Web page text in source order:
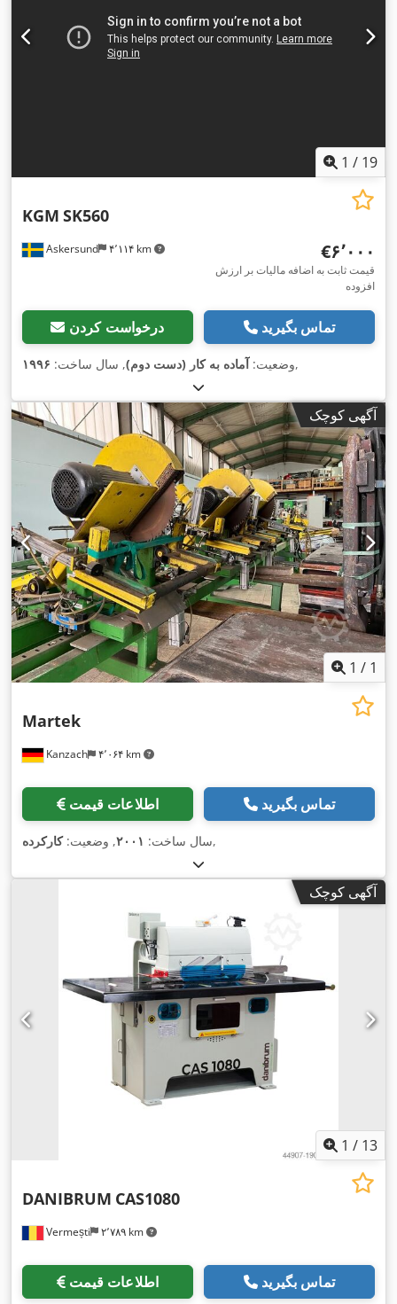
1 / 19
Askersund ۴٬۱۱۴ km
KGM SK560
‎€۶٬۰۰۰
قیمت ثابت به اضافه مالیات بر ارزش
افزوده
درخواست کردن تماس بگیرید
وضعیت:آماده به کار (دست دوم), سال ساخت: ۱۹۹۶ ,
آگهی کوچک
1 / 1
Kanzach ۴٬۰۶۴ km
Martek
اطلاعات قیمت تماس بگیرید
سال ساخت: ۲۰۰۱, وضعیت:کارکرده ,
آگهی کوچک
1 / 13
Vermești ۲٬۷۸۹ km
DANIBRUM CAS1080
اطلاعات قیمت تماس بگیرید